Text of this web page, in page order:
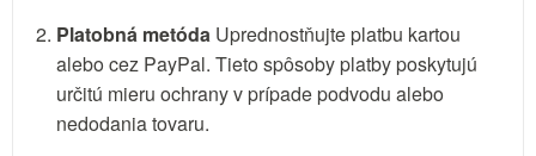
Platobná metóda Uprednostňujte platbu kartou
alebo cez PayPal. Tieto spôsoby platby poskytujú
určitú mieru ochrany v prípade podvodu alebo
nedodania tovaru.